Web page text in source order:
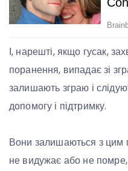
І, нарешті, якщо гусак,
поранення, випадає зі
залишають зграю і
допомогу і підтримку.
Вони залишаються з цим
не видужає або не